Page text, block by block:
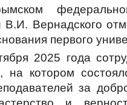
В.И. Вернадского
первого
2025 года
на котором
за